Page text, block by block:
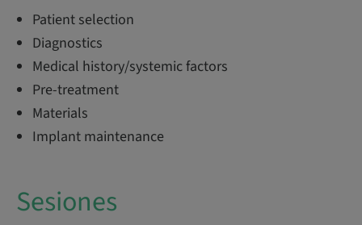
Patient selection
Diagnostics
Medical history/systemic factors
Pre-treatment
Materials
Implant maintenance
Sesiones